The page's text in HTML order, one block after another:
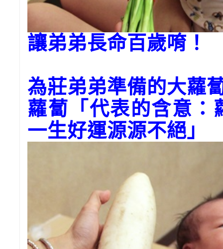
讓弟弟長命百歲唷！
為莊弟弟準備的大蘿
蘿蔔「代表的含意：
一生好運源源不絕」